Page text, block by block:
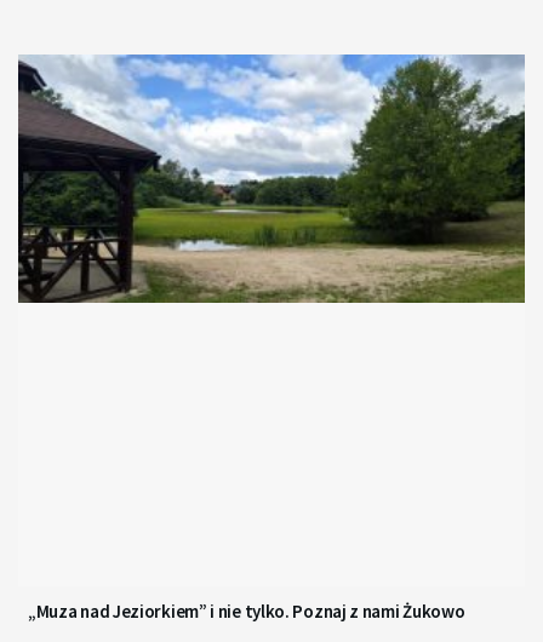
„Muza nad Jeziorkiem” i nie tylko. Poznaj z nami Żukowo